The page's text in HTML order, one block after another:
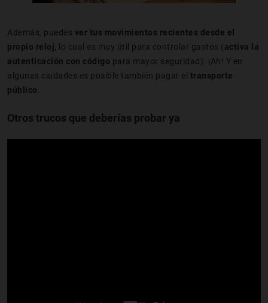
Además, puedes ver tus movimientos recientes desde el
propio reloj , lo cual es muy útil para controlar gastos (activa la
autenticación con código para mayor seguridad). ¡Ah! Y en
algunas ciudades es posible también pagar el transporte
público
Otros trucos que deberías probar ya